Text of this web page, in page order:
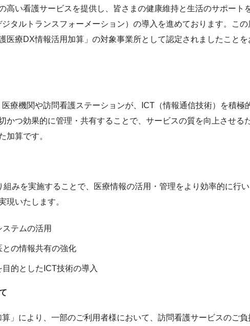
高い看護サービスを提供し、皆さまの健康維持と生活のサポート
タルトランスフォーメーション）の導入を進めております。この
医療DX情報活用加算」の対象事業所として認定されましたことを
医療機関や訪問看護ステーションが、ICT（情報通信技術）を積極
かつ効果的に管理・共有することで、サービスの質を向上させる
加算です。
組みを実施することで、医療情報の活用・管理をより効率的に行い
現いたします。
テムの活用
の情報共有の強化
的としたICT技術の導入
算」により、一部のご利用者様において、訪問看護サービスのご負